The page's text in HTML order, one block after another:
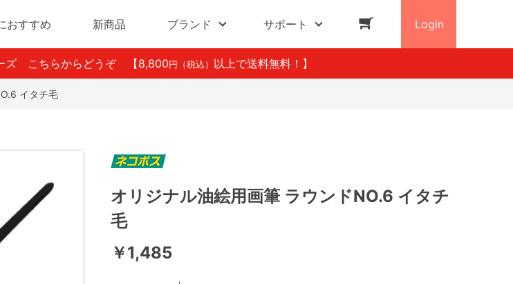
おすすめ 新商品 ブランド サポート Login
ズ こちらからどうぞ 【8,800 円（税込） 以上で送料無料！】
イタチ毛
オリジナル油絵用画筆 ラウンドNO.6 イタチ
毛
￥1,485